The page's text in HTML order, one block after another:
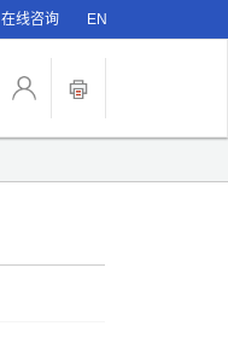
在线咨询 EN